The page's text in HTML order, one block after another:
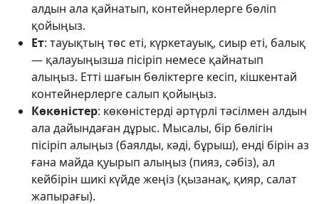
алдын ала қайнатып, контейнерлерге бөліп
қойыңыз.
Ет: тауықтың төс еті, күркетауық, сиыр еті, балық
— қалауыңызша пісіріп немесе қайнатып
алыңыз. Етті шағын бөліктерге кесіп, кішкентай
контейнерлерге салып қойыңыз.
Көкөністер: көкөністерді әртүрлі тәсілмен алдын
ала дайындаған дұрыс. Мысалы, бір бөлігін
пісіріп алыңыз (баялды, кәді, бұрыш), енді бірін аз
ғана майда қуырып алыңыз (пияз, сәбіз), ал
кейбірін шикі күйде жеңіз (қызанақ, қияр, салат
жапырағы).